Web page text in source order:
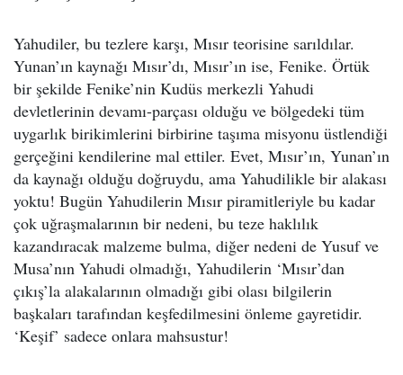
Yahudiler, bu tezlere karşı, Mısır teorisine sarıldılar.
Yunan’ın kaynağı Mısır’dı, Mısır’ın ise, Fenike. Örtük
bir şekilde Fenike’nin Kudüs merkezli Yahudi
devletlerinin devamı-parçası olduğu ve bölgedeki tüm
uygarlık birikimlerini birbirine taşıma misyonu üstlendiği
gerçeğini kendilerine mal ettiler. Evet, Mısır’ın, Yunan’ın
da kaynağı olduğu doğruydu, ama Yahudilikle bir alakası
yoktu! Bugün Yahudilerin Mısır piramitleriyle bu kadar
çok uğraşmalarının bir nedeni, bu teze haklılık
kazandıracak malzeme bulma, diğer nedeni de Yusuf ve
Musa’nın Yahudi olmadığı, Yahudilerin ‘Mısır’dan
çıkış’la alakalarının olmadığı gibi olası bilgilerin
başkaları tarafından keşfedilmesini önleme gayretidir.
‘Keşif’ sadece onlara mahsustur!